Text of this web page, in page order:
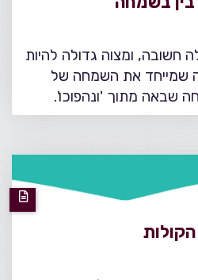
ומצוה גדולה להיות
שמייחד את השמחה של
שבאה מתוך 'ונהפוכו'.